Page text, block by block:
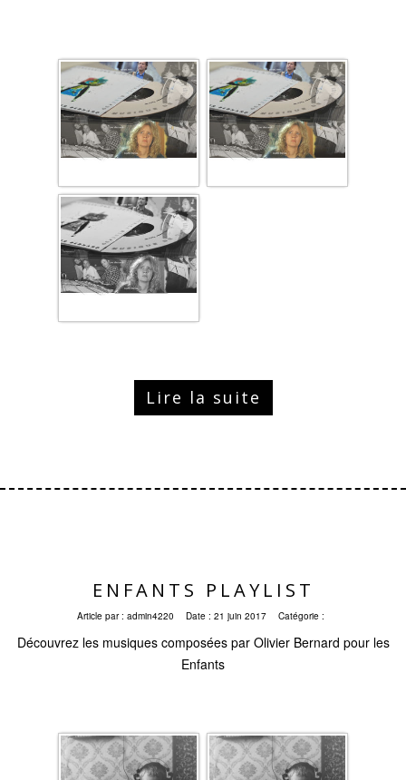
Lire la suite
ENFANTS PLAYLIST
Article par : admin4220 Date : 21 juin 2017 Catégorie :
Découvrez les musiques composées par Olivier Bernard pour les
Enfants